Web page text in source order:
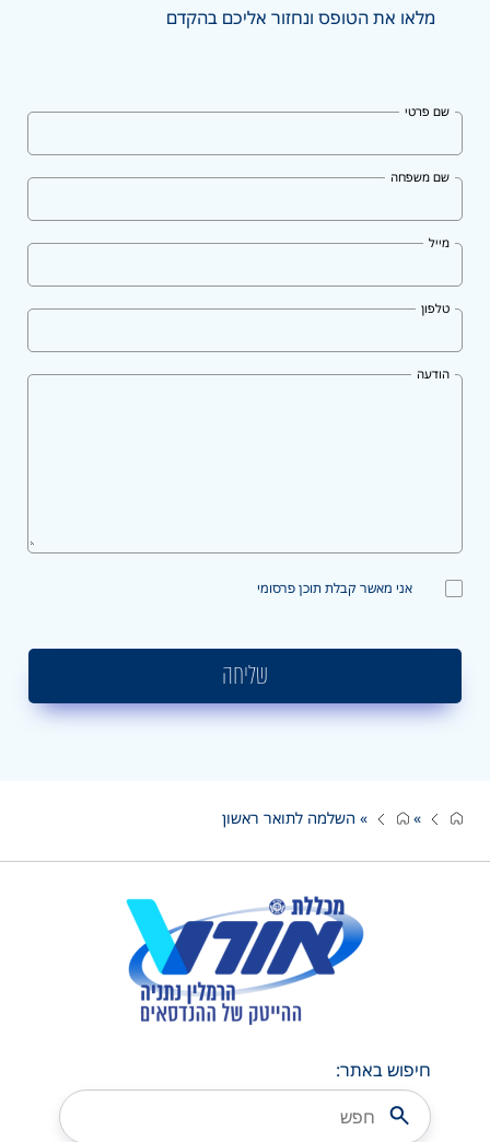
מלאו את הטופס ונחזור אליכם בהקדם
שם פרטי
שם משפחה
מייל
טלפון
הודעה
אני מאשר קבלת תוכן פרסומי
שליחה
»
» השלמה לתואר ראשון
חיפוש באתר: